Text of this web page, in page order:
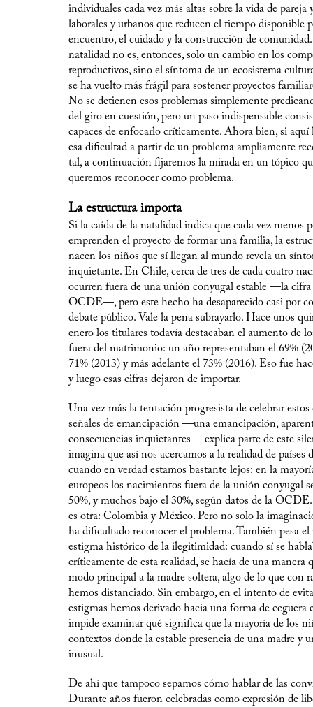
individuales cada vez más altas sobre la vida de pareja
laborales y urbanos que reducen el tiempo disponible
encuentro, el cuidado y la construcción de
natalidad no es, entonces, solo un cambio en los
reproductivos, sino el síntoma de un ecosistema
se ha vuelto más frágil para sostener proyectos
No se detienen esos problemas simplemente
del giro en cuestión, pero un paso indispensable
capaces de enfocarlo críticamente. Ahora bien, si aquí
esa dificultad a partir de un problema ampliamente
tal, a continuación fijaremos la mirada en un tópico
queremos reconocer como problema.
La estructura importa
Si la caída de la natalidad indica que cada vez menos
emprenden el proyecto de formar una familia, la
nacen los niños que sí llegan al mundo revela un
inquietante. En Chile, cerca de tres de cada cuatro
ocurren fuera de una unión conyugal estable —la cifra
OCDE—, pero este hecho ha desaparecido casi por
debate público. Vale la pena subrayarlo. Hace unos
enero los titulares todavía destacaban el aumento de
fuera del matrimonio: un año representaban el 69%
71% (2013) y más adelante el 73% (2016). Eso fue
y luego esas cifras dejaron de importar.
Una vez más la tentación progresista de celebrar
señales de emancipación —una emancipación,
consecuencias inquietantes— explica parte de este
imagina que así nos acercamos a la realidad de países
cuando en verdad estamos bastante lejos: en la
europeos los nacimientos fuera de la unión conyugal
50%, y muchos bajo el 30%, según datos de la OCDE.
es otra: Colombia y México. Pero no solo la
ha dificultado reconocer el problema. También pesa el
estigma histórico de la ilegitimidad: cuando sí se
críticamente de esta realidad, se hacía de una manera
modo principal a la madre soltera, algo de lo que con
hemos distanciado. Sin embargo, en el intento de
estigmas hemos derivado hacia una forma de ceguera
impide examinar qué significa que la mayoría de los
contextos donde la estable presencia de una madre y
inusual.
De ahí que tampoco sepamos cómo hablar de las
Durante años fueron celebradas como expresión de